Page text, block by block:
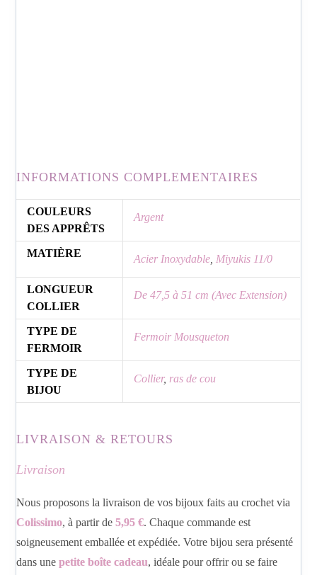
INFORMATIONS COMPLEMENTAIRES
COULEURS
DES APPRÊTS
Argent
MATIÈRE Acier Inoxydable Miyukis 11/0
LONGUEUR
COLLIER
De 47,5 à 51 cm (Avec Extension)
TYPE DE
FERMOIR
Fermoir Mousqueton
TYPE DE
BIJOU
Collier, ras de cou
LIVRAISON & RETOURS
Livraison
Nous proposons la livraison de vos bijoux faits au crochet via
Colissimo, à partir de5,95 €. Chaque commande est
soigneusement emballée et expédiée. Votre bijou sera présenté
dans unepetite boîte cadeau, idéale pour offrir ou se faire